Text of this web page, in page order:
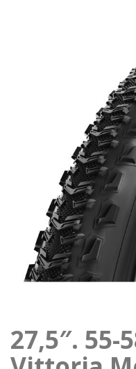
27,5″. 55-